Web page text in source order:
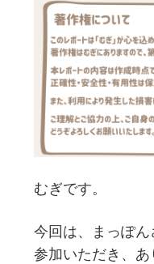
むぎです。
今回は、まっぽ
参加いただき、あ